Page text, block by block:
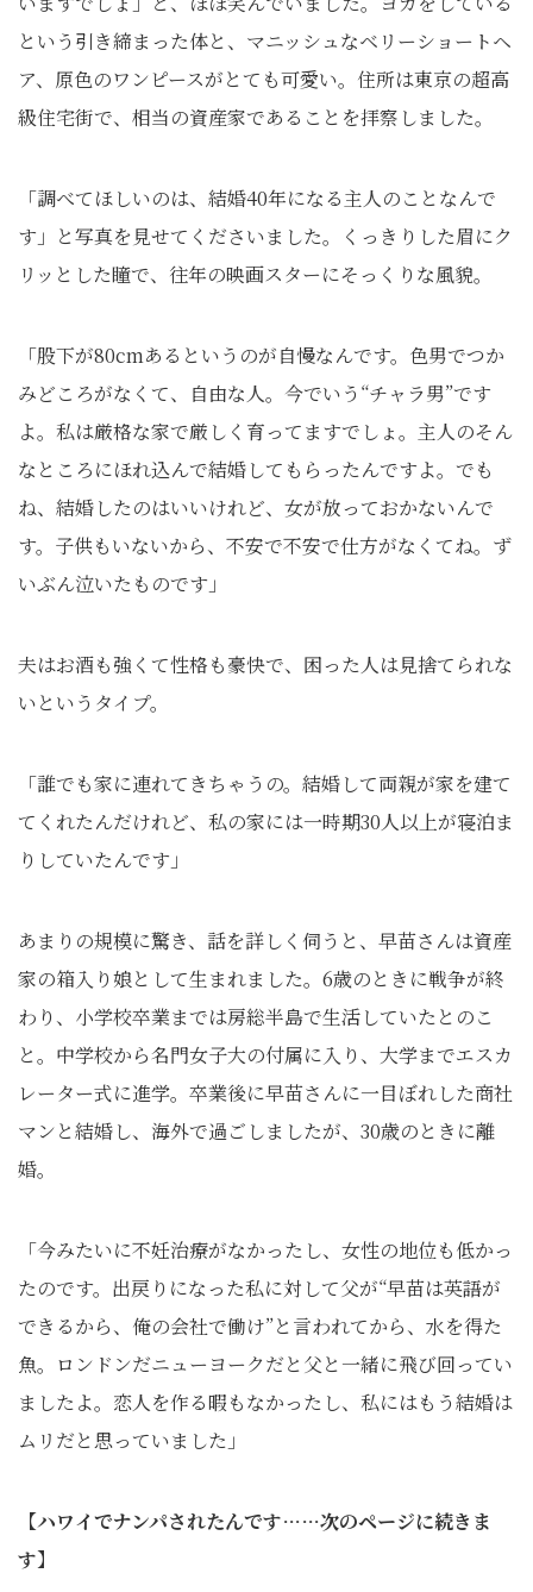
という引き締まった体と、マニッシュなベリーショートヘ
ア、原色のワンピースがとても可愛い。住所は東京の超高
級住宅街で、相当の資産家であることを拝察しました。
「調べてほしいのは、結婚40年になる主人のことなんで
す」と写真を見せてくださいました。くっきりした眉にク
リッとした瞳で、往年の映画スターにそっくりな風貌。
「股下が80cmあるというのが自慢なんです。色男でつか
みどころがなくて、自由な人。今でいう“チャラ男”です
よ。私は厳格な家で厳しく育ってますでしょ。主人のそん
なところにほれ込んで結婚してもらったんですよ。でも
ね、結婚したのはいいけれど、女が放っておかないんで
す。子供もいないから、不安で不安で仕方がなくてね。ず
いぶん泣いたものです」
夫はお酒も強くて性格も豪快で、困った人は見捨てられな
いというタイプ。
「誰でも家に連れてきちゃうの。結婚して両親が家を建て
てくれたんだけれど、私の家には一時期30人以上が寝泊ま
りしていたんです」
あまりの規模に驚き、話を詳しく伺うと、早苗さんは資産
家の箱入り娘として生まれました。6歳のときに戦争が終
わり、小学校卒業までは房総半島で生活していたとのこ
と。中学校から名門女子大の付属に入り、大学までエスカ
レーター式に進学。卒業後に早苗さんに一目ぼれした商社
マンと結婚し、海外で過ごしましたが、30歳のときに離
婚。
「今みたいに不妊治療がなかったし、女性の地位も低かっ
たのです。出戻りになった私に対して父が“早苗は英語が
できるから、俺の会社で働け”と言われてから、水を得た
魚。ロンドンだニューヨークだと父と一緒に飛び回ってい
ましたよ。恋人を作る暇もなかったし、私にはもう結婚は
ムリだと思っていました」
【ハワイでナンパされたんです……次のページに続きま
す】